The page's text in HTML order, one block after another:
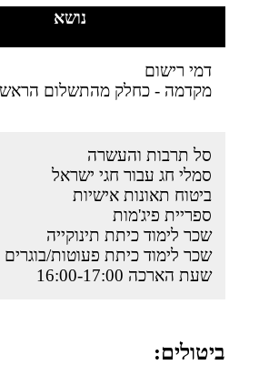
נושא​​
דמי רישום
מקדמה - כחלק מהתשלום
סל תרבות והעשרה
סמלי חג עבור חגי ישראל
ביטוח תאונות אישיות
ספריית פיג'מות
שכר לימוד כיתת תינוקייה
שכר לימוד כיתת פעוטות/בוגרים
שעת הארכה 16:00-17:00
ביטולים: